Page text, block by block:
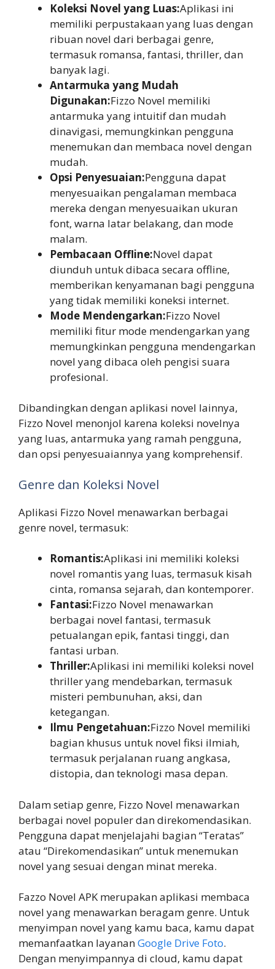
Koleksi Novel yang Luas:Aplikasi ini
memiliki perpustakaan yang luas dengan
ribuan novel dari berbagai genre,
termasuk romansa, fantasi, thriller, dan
banyak lagi.
Antarmuka yang Mudah
Digunakan:Fizzo Novel memiliki
antarmuka yang intuitif dan mudah
dinavigasi, memungkinkan pengguna
menemukan dan membaca novel dengan
mudah.
Opsi Penyesuaian:Pengguna dapat
menyesuaikan pengalaman membaca
mereka dengan menyesuaikan ukuran
font, warna latar belakang, dan mode
malam.
Pembacaan Offline:Novel dapat
diunduh untuk dibaca secara offline,
memberikan kenyamanan bagi pengguna
yang tidak memiliki koneksi internet.
Mode Mendengarkan:Fizzo Novel
memiliki fitur mode mendengarkan yang
memungkinkan pengguna mendengarkan
novel yang dibaca oleh pengisi suara
profesional.
Dibandingkan dengan aplikasi novel lainnya,
Fizzo Novel menonjol karena koleksi novelnya
yang luas, antarmuka yang ramah pengguna,
dan opsi penyesuaiannya yang komprehensif.
Genre dan Koleksi Novel
Aplikasi Fizzo Novel menawarkan berbagai
genre novel, termasuk:
Romantis:Aplikasi ini memiliki koleksi
novel romantis yang luas, termasuk kisah
cinta, romansa sejarah, dan kontemporer.
Fantasi:Fizzo Novel menawarkan
berbagai novel fantasi, termasuk
petualangan epik, fantasi tinggi, dan
fantasi urban.
Thriller:Aplikasi ini memiliki koleksi novel
thriller yang mendebarkan, termasuk
misteri pembunuhan, aksi, dan
ketegangan.
Ilmu Pengetahuan:Fizzo Novel memiliki
bagian khusus untuk novel fiksi ilmiah,
termasuk perjalanan ruang angkasa,
distopia, dan teknologi masa depan.
Dalam setiap genre, Fizzo Novel menawarkan
berbagai novel populer dan direkomendasikan.
Pengguna dapat menjelajahi bagian “Teratas”
atau “Direkomendasikan” untuk menemukan
novel yang sesuai dengan minat mereka.
Fazzo Novel APK merupakan aplikasi membaca
novel yang menawarkan beragam genre. Untuk
menyimpan novel yang kamu baca, kamu dapat
memanfaatkan layananGoogle Drive Foto.
Dengan menyimpannya di cloud, kamu dapat